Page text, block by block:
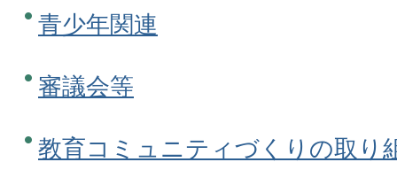
青少年関連
審議会等
教育コミュニティづくりの取り